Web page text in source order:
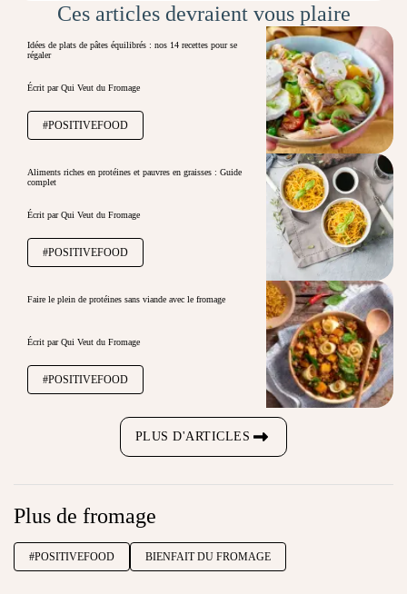
Ces articles devraient vous plaire
Idées de plats de pâtes équilibrés : nos 14 recettes pour se
régaler
Écrit par Qui Veut du Fromage
#POSITIVEFOOD
Aliments riches en protéines et pauvres en graisses : Guide
complet
Écrit par Qui Veut du Fromage
#POSITIVEFOOD
Faire le plein de protéines sans viande avec le fromage
Écrit par Qui Veut du Fromage
#POSITIVEFOOD
PLUS D'ARTICLES
Plus de fromage
#POSITIVEFOOD BIENFAIT DU FROMAGE